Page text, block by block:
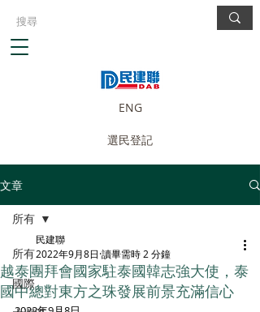
ENG
選民登記
文章
所有
國際
所有
越泰團拜會國家駐泰國韓志強大使，泰
國中總對東方之珠發展前景充滿信心
民建聯
2022年9月8日 讀畢需時 2 分鐘